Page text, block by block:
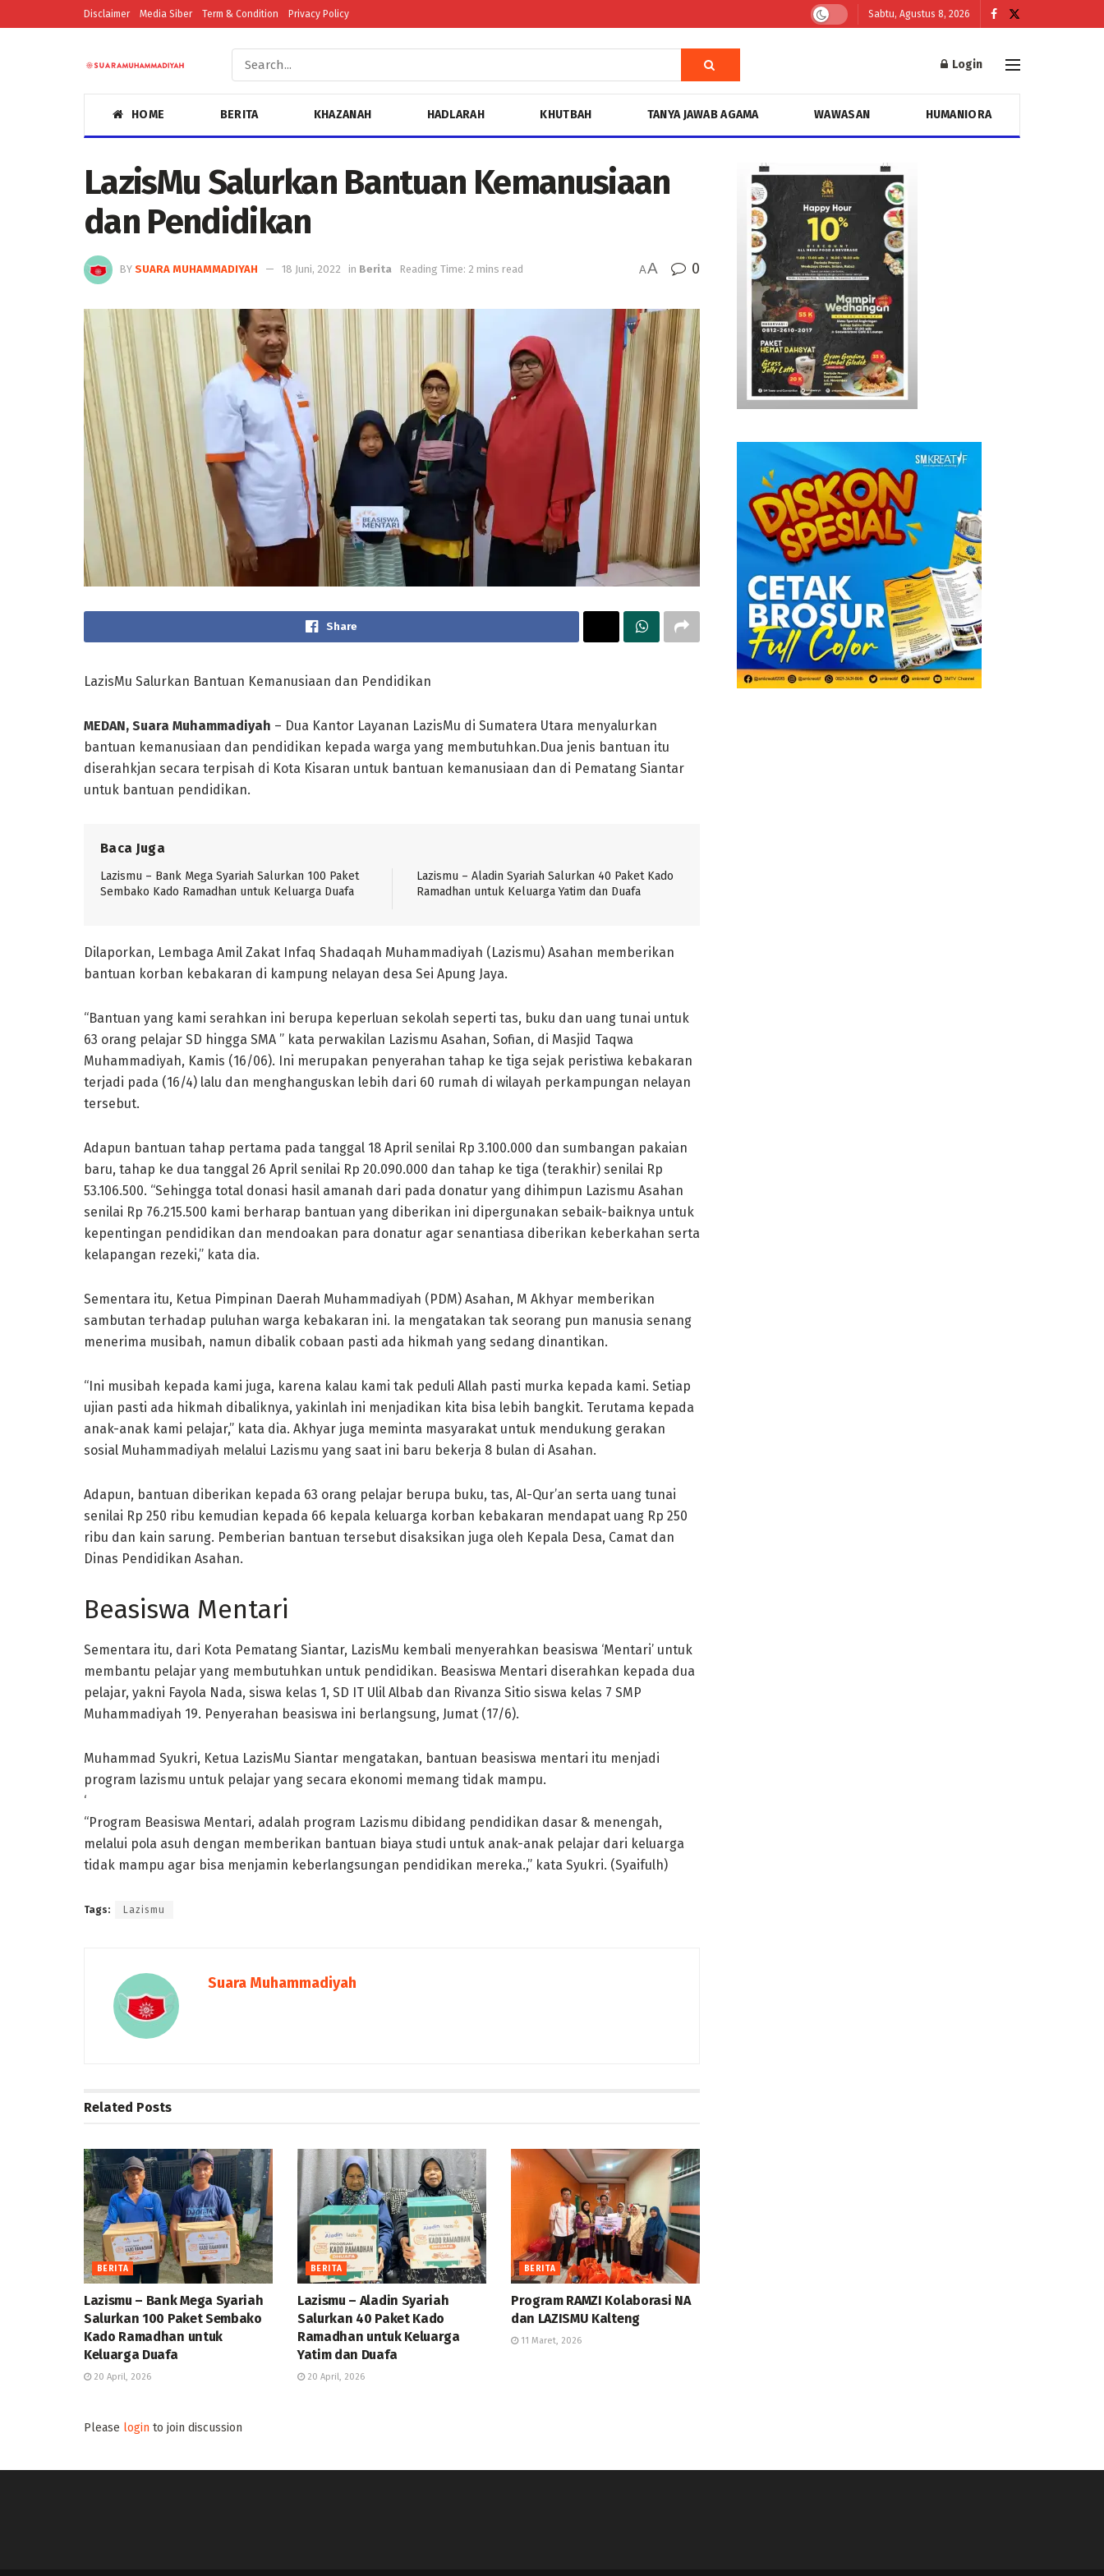
Disclaimer Media Siber Term & Condition Privacy Policy Sabtu, Agustus 8, 2026
Login
HOME BERITA KHAZANAH HADLARAH KHUTBAH TANYA JAWAB AGAMA WAWASAN HUMANIORA
LazisMu Salurkan Bantuan Kemanusiaan
dan Pendidikan
BY SUARA MUHAMMADIYAH 18 Juni, 2022 in Berita Reading Time: 2 mins read AA 0
Share
LazisMu Salurkan Bantuan Kemanusiaan dan Pendidikan
MEDAN, Suara Muhammadiyah – Dua Kantor Layanan LazisMu di Sumatera Utara menyalurkan
bantuan kemanusiaan dan pendidikan kepada warga yang membutuhkan.Dua jenis bantuan itu
diserahkjan secara terpisah di Kota Kisaran untuk bantuan kemanusiaan dan di Pematang Siantar
untuk bantuan pendidikan.
Baca Juga
Lazismu – Bank Mega Syariah Salurkan 100 Paket
Sembako Kado Ramadhan untuk Keluarga Duafa
Lazismu – Aladin Syariah Salurkan 40 Paket Kado
Ramadhan untuk Keluarga Yatim dan Duafa
Dilaporkan, Lembaga Amil Zakat Infaq Shadaqah Muhammadiyah (Lazismu) Asahan memberikan
bantuan korban kebakaran di kampung nelayan desa Sei Apung Jaya.
“Bantuan yang kami serahkan ini berupa keperluan sekolah seperti tas, buku dan uang tunai untuk
63 orang pelajar SD hingga SMA ” kata perwakilan Lazismu Asahan, Sofian, di Masjid Taqwa
Muhammadiyah, Kamis (16/06). Ini merupakan penyerahan tahap ke tiga sejak peristiwa kebakaran
terjadi pada (16/4) lalu dan menghanguskan lebih dari 60 rumah di wilayah perkampungan nelayan
tersebut.
Adapun bantuan tahap pertama pada tanggal 18 April senilai Rp 3.100.000 dan sumbangan pakaian
baru, tahap ke dua tanggal 26 April senilai Rp 20.090.000 dan tahap ke tiga (terakhir) senilai Rp
53.106.500. “Sehingga total donasi hasil amanah dari pada donatur yang dihimpun Lazismu Asahan
senilai Rp 76.215.500 kami berharap bantuan yang diberikan ini dipergunakan sebaik-baiknya untuk
kepentingan pendidikan dan mendoakan para donatur agar senantiasa diberikan keberkahan serta
kelapangan rezeki,” kata dia.
Sementara itu, Ketua Pimpinan Daerah Muhammadiyah (PDM) Asahan, M Akhyar memberikan
sambutan terhadap puluhan warga kebakaran ini. Ia mengatakan tak seorang pun manusia senang
menerima musibah, namun dibalik cobaan pasti ada hikmah yang sedang dinantikan.
“Ini musibah kepada kami juga, karena kalau kami tak peduli Allah pasti murka kepada kami. Setiap
ujian pasti ada hikmah dibaliknya, yakinlah ini menjadikan kita bisa lebih bangkit. Terutama kepada
anak-anak kami pelajar,” kata dia. Akhyar juga meminta masyarakat untuk mendukung gerakan
sosial Muhammadiyah melalui Lazismu yang saat ini baru bekerja 8 bulan di Asahan.
Adapun, bantuan diberikan kepada 63 orang pelajar berupa buku, tas, Al-Qur’an serta uang tunai
senilai Rp 250 ribu kemudian kepada 66 kepala keluarga korban kebakaran mendapat uang Rp 250
ribu dan kain sarung. Pemberian bantuan tersebut disaksikan juga oleh Kepala Desa, Camat dan
Dinas Pendidikan Asahan.
Beasiswa Mentari
Sementara itu, dari Kota Pematang Siantar, LazisMu kembali menyerahkan beasiswa ‘Mentari’ untuk
membantu pelajar yang membutuhkan untuk pendidikan. Beasiswa Mentari diserahkan kepada dua
pelajar, yakni Fayola Nada, siswa kelas 1, SD IT Ulil Albab dan Rivanza Sitio siswa kelas 7 SMP
Muhammadiyah 19. Penyerahan beasiswa ini berlangsung, Jumat (17/6).
Muhammad Syukri, Ketua LazisMu Siantar mengatakan, bantuan beasiswa mentari itu menjadi
program lazismu untuk pelajar yang secara ekonomi memang tidak mampu.
‘
“Program Beasiswa Mentari, adalah program Lazismu dibidang pendidikan dasar & menengah,
melalui pola asuh dengan memberikan bantuan biaya studi untuk anak-anak pelajar dari keluarga
tidak mampu agar bisa menjamin keberlangsungan pendidikan mereka.,” kata Syukri. (Syaifulh)
Tags: Lazismu
Suara Muhammadiyah
Related Posts
BERITA
Lazismu – Bank Mega Syariah
Salurkan 100 Paket Sembako
Kado Ramadhan untuk
Keluarga Duafa
20 April, 2026
BERITA
Lazismu – Aladin Syariah
Salurkan 40 Paket Kado
Ramadhan untuk Keluarga
Yatim dan Duafa
20 April, 2026
BERITA
Program RAMZI Kolaborasi NA
dan LAZISMU Kalteng
11 Maret, 2026
Please login to join discussion